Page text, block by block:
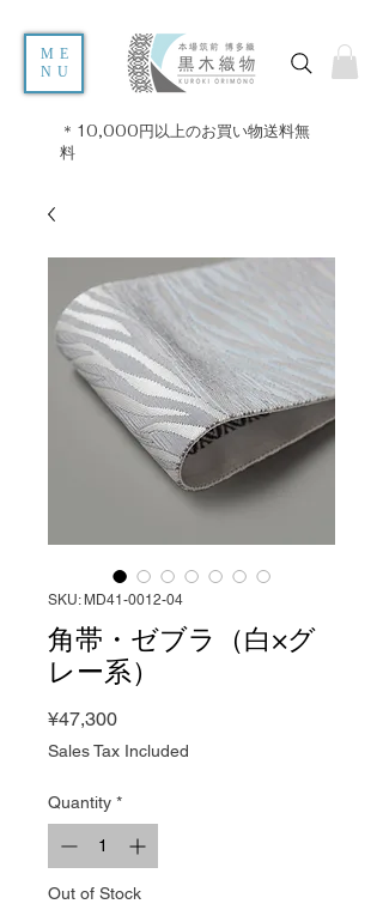
ME
NU
＊10,000円以上のお買い物送料無
料
SKU: MD41-0012-04
角帯・ゼブラ（白×グ
レー系）
¥47,300Price
Sales Tax Included
Quantity *
Out of Stock